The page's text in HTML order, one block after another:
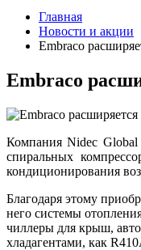
Главная
Новости и акции
Embraco
Embraco
Компания Nidec Global
спиральных
кондиционирования
Благодаря этому
него системы
чиллеры для крыш,
хладагентами, как